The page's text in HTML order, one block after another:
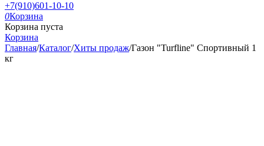
+7(910)601-10-10
0Корзина
Корзина пуста
Корзина
Главная/Каталог/Хиты продаж/Газон "Turfline" Спортивный 1
кг